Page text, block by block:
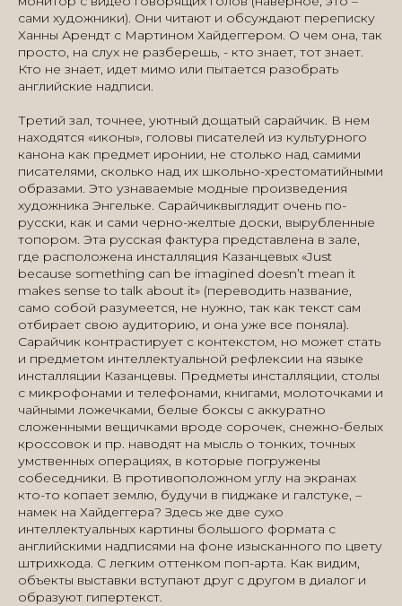
сами художники). Они читают и обсуждают переписку
Ханны Арендт с Мартином Хайдеггером. О чем она, так
просто, на слух не разберешь, - кто знает, тот знает.
Кто не знает, идет мимо или пытается разобрать
английские надписи.
Третий зал, точнее, уютный дощатый сарайчик. В нем
находятся «иконы», головы писателей из культурного
канона как предмет иронии, не столько над самими
писателями, сколько над их школьно-хрестоматийными
образами. Это узнаваемые модные произведения
художника Энгельке. Сарайчиквыглядит очень по-
русски, как и сами черно-желтые доски, вырубленные
топором. Эта русская фактура представлена в зале,
где расположена инсталляция Казанцевых «Just
because something can be imagined doesn’t mean it
makes sense to talk about it» (переводить название,
само собой разумеется, не нужно, так как текст сам
отбирает свою аудиторию, и она уже все поняла).
Сарайчик контрастирует с контекстом, но может стать
и предметом интеллектуальной рефлексии на языке
инсталляции Казанцевы. Предметы инсталляции, столы
с микрофонами и телефонами, книгами, молоточками и
чайными ложечками, белые боксы с аккуратно
сложенными вещичками вроде сорочек, снежно-белых
кроссовок и пр. наводят на мысль о тонких, точных
умственных операциях, в которые погружены
собеседники. В противоположном углу на экранах
кто-то копает землю, будучи в пиджаке и галстуке, –
намек на Хайдеггера? Здесь же две сухо
интеллектуальных картины большого формата с
английскими надписями на фоне изысканного по цвету
штрихкода. С легким оттенком поп-арта. Как видим,
объекты выставки вступают друг с другом в диалог и
образуют гипертекст.